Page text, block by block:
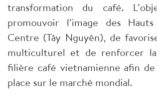
transformation du café.
promouvoir l’image des
Centre (Tây Nguyên), de
multiculturel et de renforcer
filière café vietnamienne afin de
place sur le marché mondial.